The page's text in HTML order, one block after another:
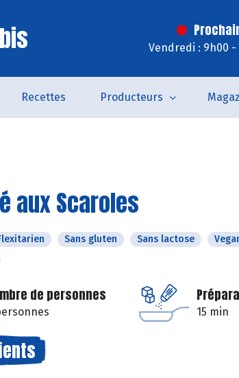
Vendredi : 9h00 -
Recettes Producteurs
aux Scaroles
Sans gluten Sans lactose
de personnes
15 min